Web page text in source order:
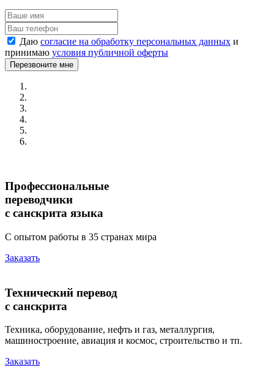
Даю согласие на обработку персональных данных и
принимаю условия публичной оферты
Перезвоните мне
Профессиональные
переводчики
с санскрита языка
С опытом работы в 35 странах мира
Заказать
Технический перевод
с санскрита
Техника, оборудование, нефть и газ, металлургия,
машиностроение, авиация и космос, строительство и тп.
Заказать